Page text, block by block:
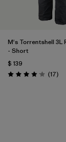
M's Torrentshell 3L
- Short
$ 139
Valoración: 4.1 / 5
(17)